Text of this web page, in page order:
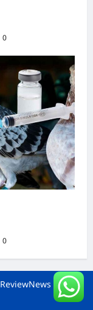
0
0
ReviewNews by AF